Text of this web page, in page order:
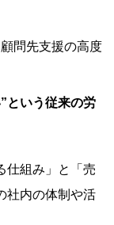
問先支援の高度
という従来の労
仕組み」と「売
社内の体制や活